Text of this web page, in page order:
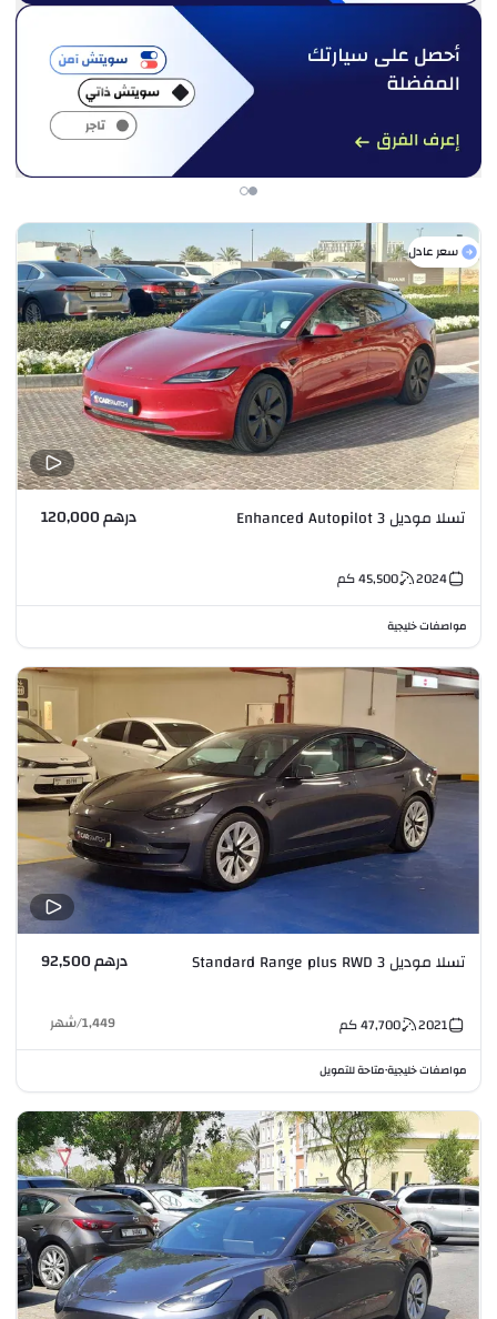
سعر عادل
تسلا موديل 3 Enhanced Autopilot درهم 120,000
2024
45,500كم
مواصفات خليجية
تسلا موديل 3 Standard Range plus RWD درهم 92,500
2021
47,700كم 1,449
/شهر
مواصفات خليجية•متاحة للتمويل